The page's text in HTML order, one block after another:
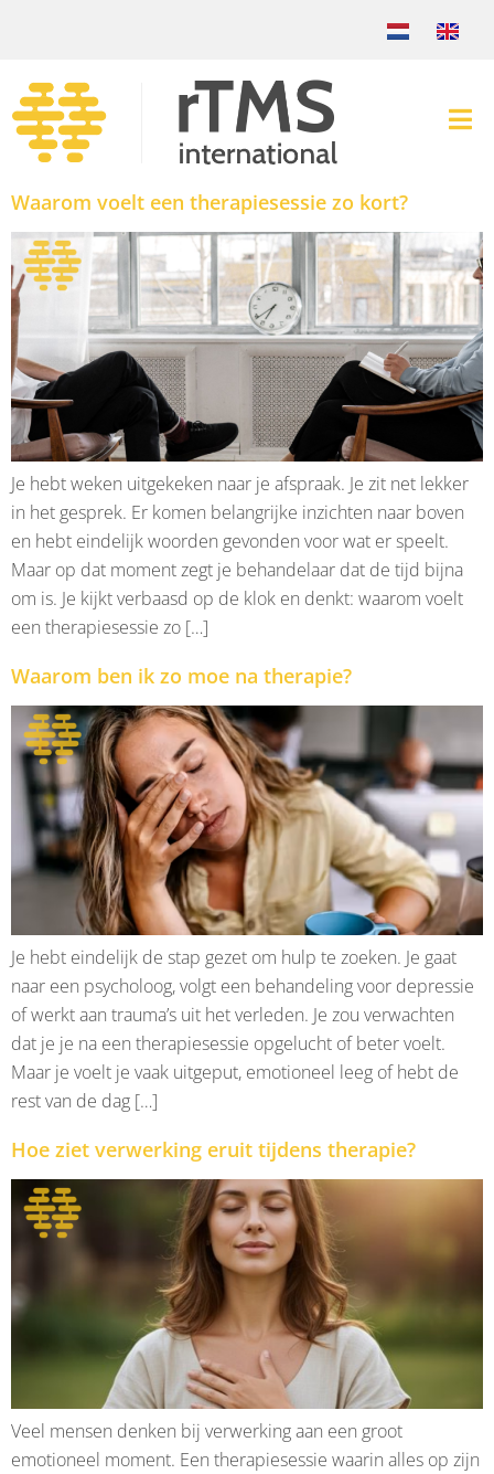
Waarom voelt een therapiesessie zo kort?
Je hebt weken uitgekeken naar je afspraak. Je zit net lekker
in het gesprek. Er komen belangrijke inzichten naar boven
en hebt eindelijk woorden gevonden voor wat er speelt.
Maar op dat moment zegt je behandelaar dat de tijd bijna
om is. Je kijkt verbaasd op de klok en denkt: waarom voelt
een therapiesessie zo […]
Waarom ben ik zo moe na therapie?
Je hebt eindelijk de stap gezet om hulp te zoeken. Je gaat
naar een psycholoog, volgt een behandeling voor depressie
of werkt aan trauma’s uit het verleden. Je zou verwachten
dat je je na een therapiesessie opgelucht of beter voelt.
Maar je voelt je vaak uitgeput, emotioneel leeg of hebt de
rest van de dag […]
Hoe ziet verwerking eruit tijdens therapie?
Veel mensen denken bij verwerking aan een groot
emotioneel moment. Een therapiesessie waarin alles op zijn